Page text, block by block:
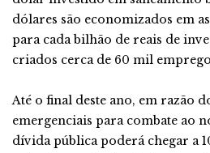
dólares são economizados em
para cada bilhão de reais de
criados cerca de 60 mil
Até o final deste ano, em razão
emergenciais para combate ao
dívida pública poderá chegar a